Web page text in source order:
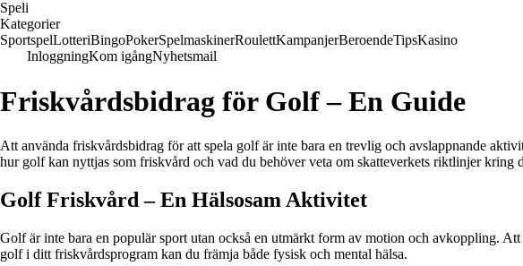
Speli
Kategorier
SportspelLotteriBingoPokerSpelmaskinerRoulettKampanjerBeroendeTipsKasino
InloggningKom igångNyhetsmail
Friskvårdsbidrag för Golf – En Guide
Att använda friskvårdsbidrag för att spela golf är inte bara en trevlig och avslappnande
hur golf kan nyttjas som friskvård och vad du behöver veta om skatteverkets riktlinjer
Golf Friskvård – En Hälsosam Aktivitet
Golf är inte bara en populär sport utan också en utmärkt form av motion och avkoppling.
golf i ditt friskvårdsprogram kan du främja både fysisk och mental hälsa.